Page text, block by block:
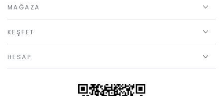
MAĞAZA
KEŞFET
HESAP